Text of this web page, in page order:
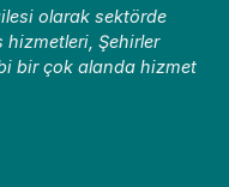
olarak sektörde
hizmetleri, Şehirler
bir çok alanda hizmet